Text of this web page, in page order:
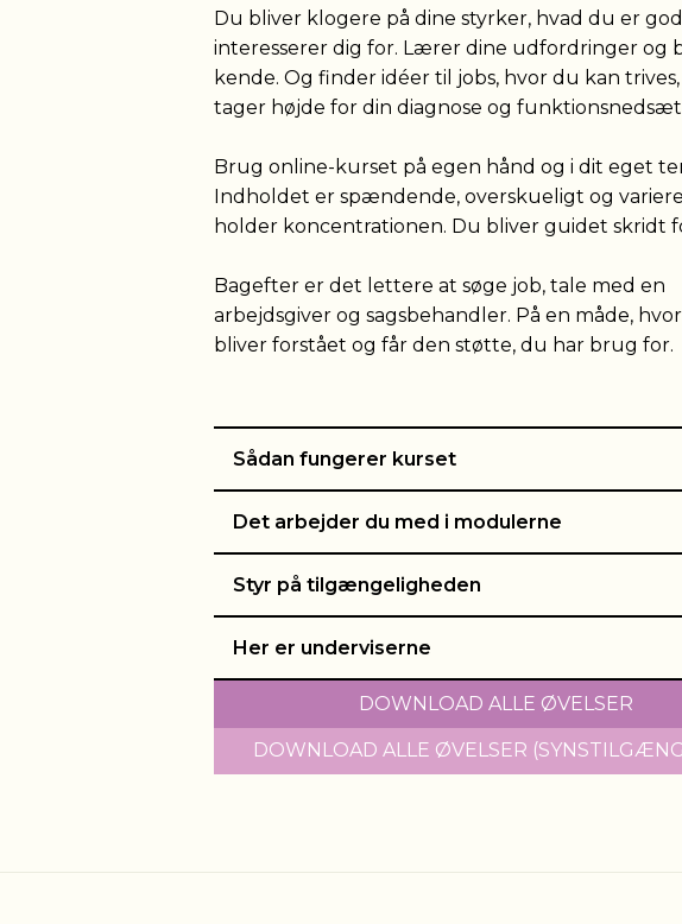
Du bliver klogere på dine styrker, hvad du er
interesserer dig for. Lærer dine udfordringer og
kende. Og finder idéer til jobs, hvor du kan
tager højde for din diagnose og
Brug online-kurset på egen hånd og i dit eget
Indholdet er spændende, overskueligt og
holder koncentrationen. Du bliver guidet skridt
Bagefter er det lettere at søge job, tale med en
arbejdsgiver og sagsbehandler. På en måde,
bliver forstået og får den støtte, du har brug for.
Sådan fungerer kurset
Det arbejder du med i modulerne
Styr på tilgængeligheden
Her er underviserne
DOWNLOAD ALLE ØVELSER
DOWNLOAD ALLE ØVELSER